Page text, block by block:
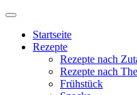
Startseite
Rezepte
Rezepte nach
Rezepte nach
Frühstück